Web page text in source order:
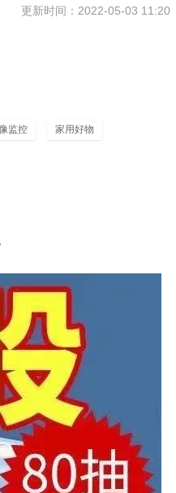
更新时间：2022-05-03 11:20
监控 家用好物